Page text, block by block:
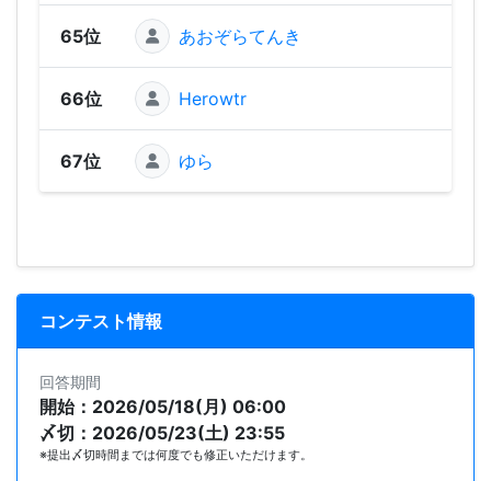
65位 あおぞらてんき
66位 Herowtr
67位 ゆら
コンテスト情報
回答期間
開始：2026/05/18(月) 06:00
〆切：2026/05/23(土) 23:55
※提出〆切時間までは何度でも修正いただけます。